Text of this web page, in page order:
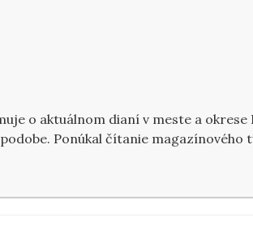
o aktuálnom dianí v meste a okrese
Ponúkal čítanie